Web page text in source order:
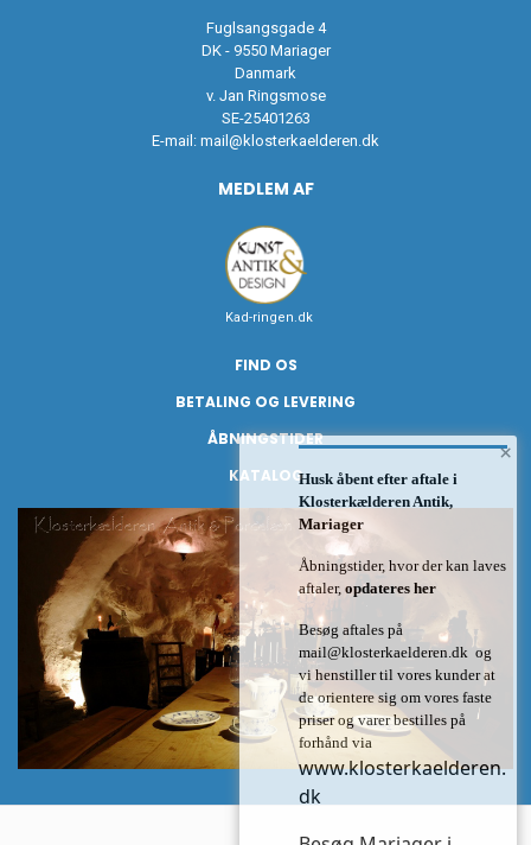
Fuglsangsgade 4
DK - 9550 Mariager
Danmark
v. Jan Ringsmose
SE-25401263
E-mail: mail@klosterkaelderen.dk
MEDLEM AF
Kad-ringen.dk
FIND OS
BETALING OG LEVERING
ÅBNINGSTIDER
KATALOG
×
Husk åbent efter aftale i
Klosterkælderen Antik,
Mariager
Åbningstider, hvor der kan laves
aftaler, opdateres her
Besøg aftales på
mail@klosterkaelderen.dk og
vi henstiller til vores kunder at
de orientere sig om vores faste
priser og varer bestilles på
forhånd via
www.klosterkaelderen.
dk